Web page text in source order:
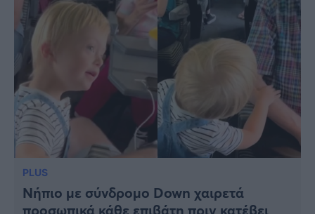
PLUS
Νήπιο με σύνδρομο Down χαιρετά
προσωπικά κάθε επιβάτη πριν κατέβει